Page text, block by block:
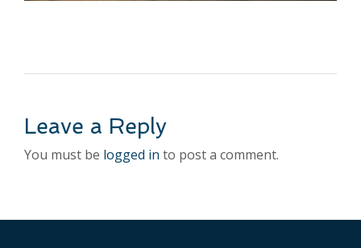
Leave a Reply
You must be logged in to post a comment.